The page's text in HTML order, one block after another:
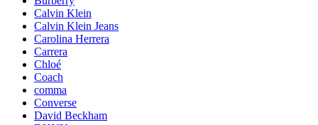
Calvin Klein
Calvin Klein Jeans
Carolina Herrera
Carrera
Chloé
Coach
comma
Converse
David Beckham